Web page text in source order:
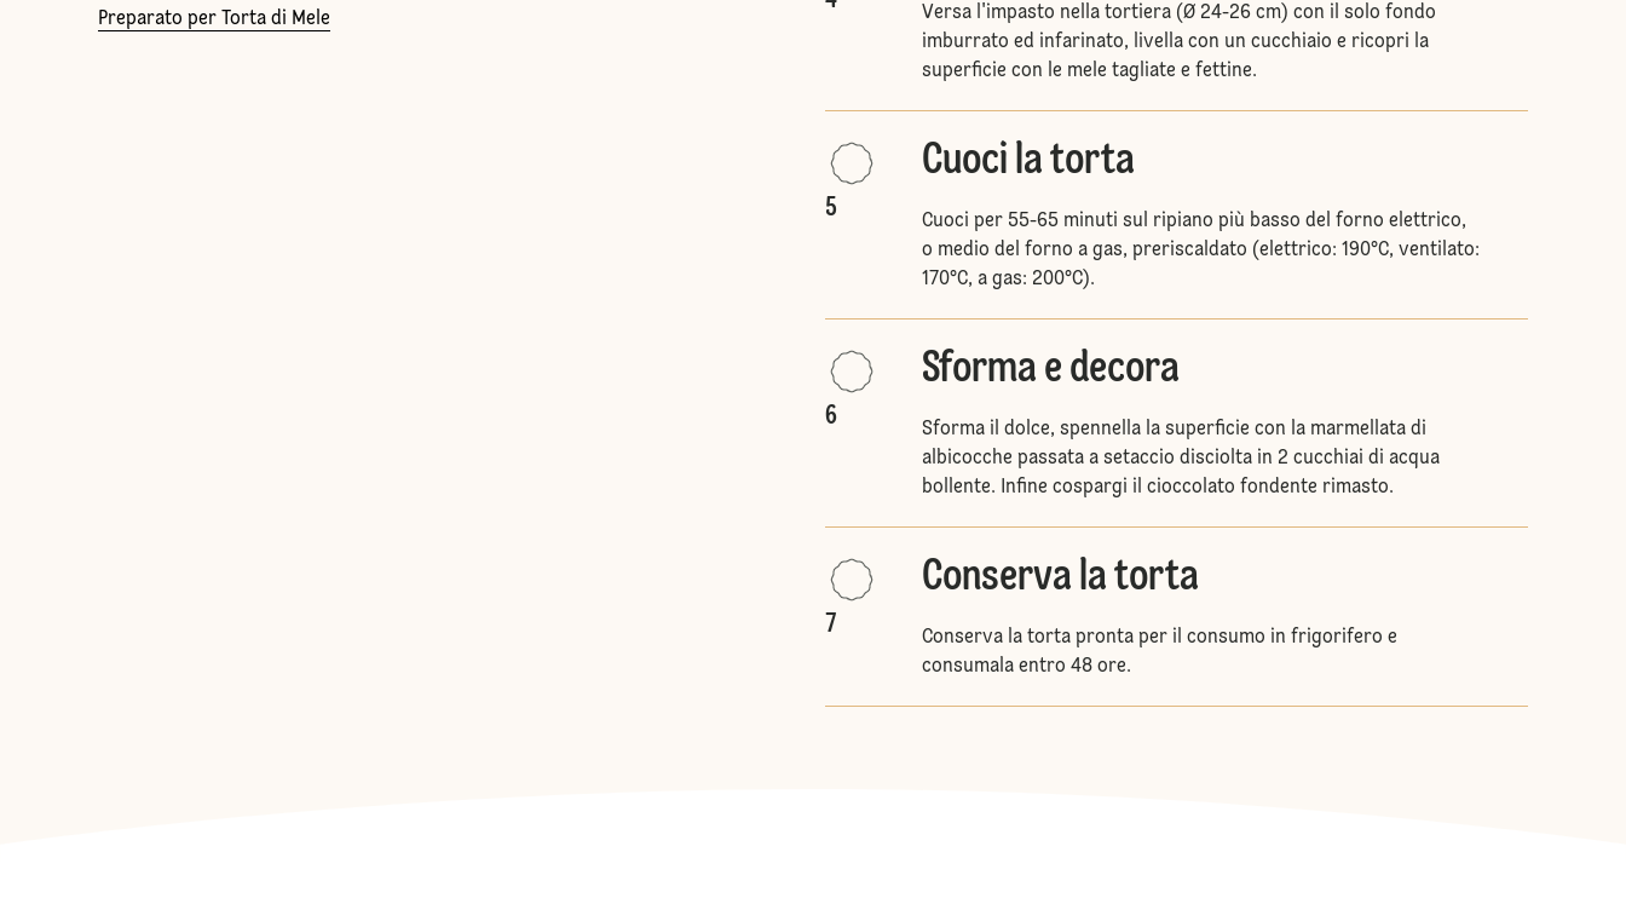
Preparato per Torta di Mele
Versa l'impasto nella tortiera (Ø 24-26 cm) con il solo fondo
imburrato ed infarinato, livella con un cucchiaio e ricopri la
superficie con le mele tagliate e fettine.
5
Cuoci la torta
Cuoci per 55-65 minuti sul ripiano più basso del forno elettrico,
o medio del forno a gas, preriscaldato (elettrico: 190°C, ventilato:
170°C, a gas: 200°C).
6
Sforma e decora
Sforma il dolce, spennella la superficie con la marmellata di
albicocche passata a setaccio disciolta in 2 cucchiai di acqua
bollente. Infine cospargi il cioccolato fondente rimasto.
7
Conserva la torta
Conserva la torta pronta per il consumo in frigorifero e
consumala entro 48 ore.